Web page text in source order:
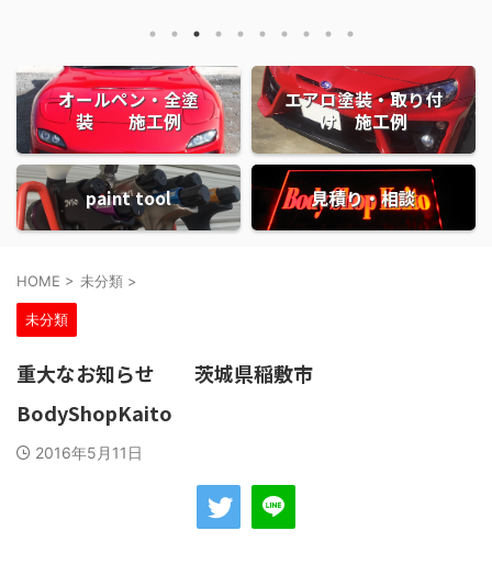
オールペン・全塗
装 施工例
エアロ塗装・取り付
け 施工例
paint tool 見積り・相談
HOME > 未分類 >
未分類
重大なお知らせ 茨城県稲敷市
BodyShopKaito
2016年5月11日